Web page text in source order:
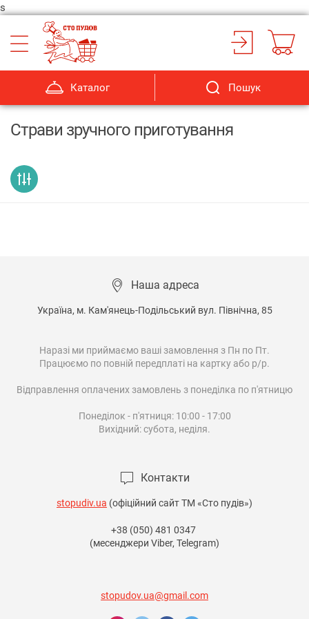
s
Каталог Пошук
Страви зручного приготування
Наша адреса
Україна, м. Кам'янець-Подільський вул. Північна, 85
Наразі ми приймаємо ваші замовлення з Пн по Пт.
Працюємо по повній передплаті на картку або р/р.
Відправлення оплачених замовлень з понеділка по п'ятницю
Понеділок - п'ятниця: 10:00 - 17:00
Вихідний: субота, неділя.
Контакти
stopudiv.ua (офіційний сайт ТМ «Сто пудів»)
+38 (050) 481 0347
(месенджери Viber, Telegram)
stopudov.ua@gmail.com